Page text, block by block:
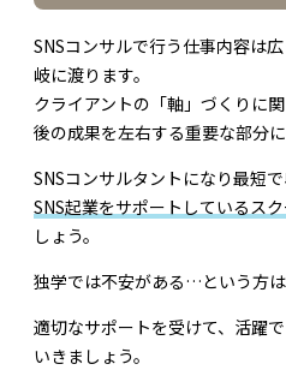
SNSコンサルで行う仕事内容は
岐に渡ります。
クライアントの「軸」づくりに
後の成果を左右する重要な部分に
SNSコンサルタントになり最短
SNS起業をサポートしているス
しょう。
独学では不安がある…という方は
適切なサポートを受けて、活躍
いきましょう。